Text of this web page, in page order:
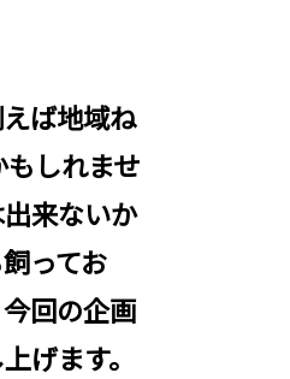
ば地域ね
しれませ
来ないか
ってお
回の企画
げます。